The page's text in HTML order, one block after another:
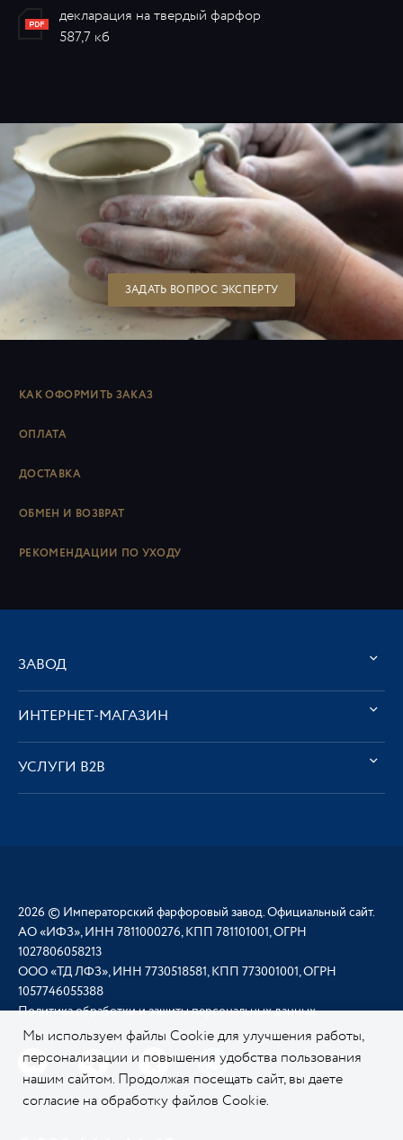
декларация на твердый фарфор
587,7 кб
ЗАДАТЬ ВОПРОС ЭКСПЕРТУ
КАК ОФОРМИТЬ ЗАКАЗ
ОПЛАТА
ДОСТАВКА
ОБМЕН И ВОЗВРАТ
РЕКОМЕНДАЦИИ ПО УХОДУ
ЗАВОД
ИНТЕРНЕТ-МАГАЗИН
УСЛУГИ В2В
2026 © Императорский фарфоровый завод. Официальный сайт.
АО «ИФЗ», ИНН 7811000276, КПП 781101001, ОГРН
1027806058213
ООО «ТД ЛФЗ», ИНН 7730518581, КПП 773001001, ОГРН
1057746055388
Политика обработки и защиты персональных данных
Мы используем файлы Cookie для улучшения работы,
персонализации и повышения удобства пользования
нашим сайтом. Продолжая посещать сайт, вы даете
согласие на обработку файлов Cookie.